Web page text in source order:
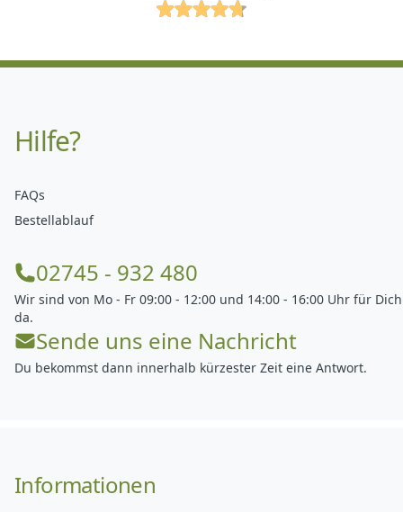
Hilfe?
FAQs
Bestellablauf
02745 - 932 480
Wir sind von Mo - Fr 09:00 - 12:00 und 14:00 - 16:00 Uhr für Dich
da.
Sende uns eine Nachricht
Du bekommst dann innerhalb kürzester Zeit eine Antwort.
Informationen